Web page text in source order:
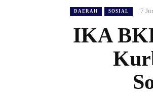
DAERAH SOSIAL 7
IKA